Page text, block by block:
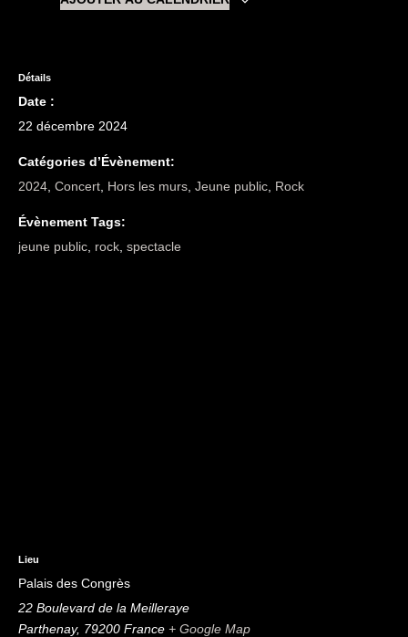
Détails
Date :
22 décembre 2024
Catégories d’Évènement:
2024, Concert, Hors les murs, Jeune public, Rock
Évènement Tags:
jeune public, rock, spectacle
Lieu
Palais des Congrès
22 Boulevard de la Meilleraye
Parthenay, 79200 France + Google Map